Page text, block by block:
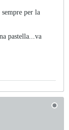
per la
pastella...va